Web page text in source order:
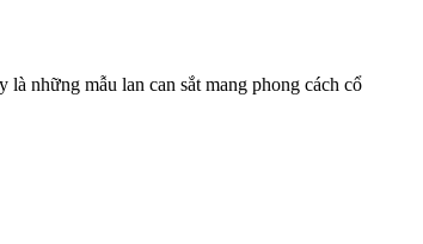
những mẫu lan can sắt mang phong cách cổ